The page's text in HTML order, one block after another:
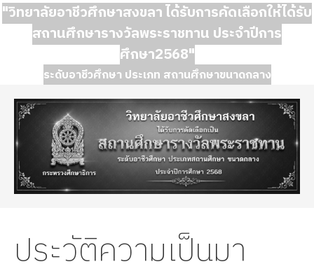
"วิทยาลัยอาชีวศึกษาสงขลา ได้รับการคัดเลือกให้ได้รับ
สถานศึกษารางวัลพระราชทาน ประจำปีการ
ศึกษา2568"
ระดับอาชีวศึกษา ประเภท สถานศึกษาขนาดกลาง
ประวัติความเป็นมา